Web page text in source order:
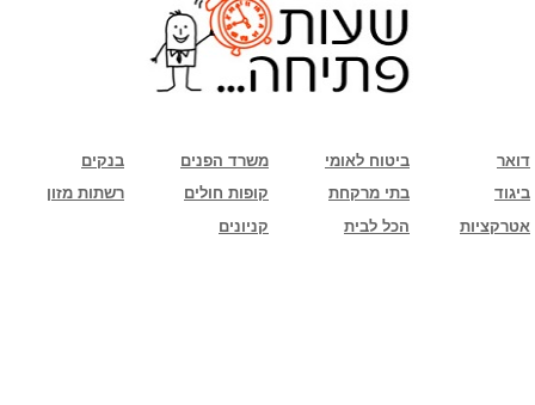
בנקים משרד הפנים ביטוח לאומי
דואר
רשתות מזון
קופות חולים בתי מרקחת
ביגוד
קניונים
הכל לבית אטרקציות